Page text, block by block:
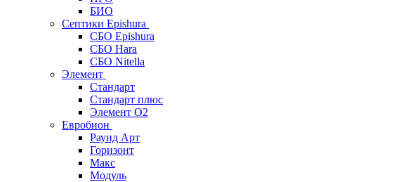
БИО
Септики Epishura
СБО Epishura
СБО Hara
СБО Nitella
Элемент
Стандарт
Стандарт плюс
Элемент О2
Евробион
Раунд Арт
Горизонт
Макс
Модуль